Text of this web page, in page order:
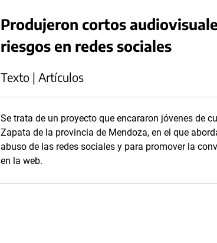
Produjeron cortos
riesgos en redes sociales
Texto | Artículos
Se trata de un proyecto que encararon jóvenes de
Zapata de la provincia de Mendoza, en el que
abuso de las redes sociales y para promover la
en la web.